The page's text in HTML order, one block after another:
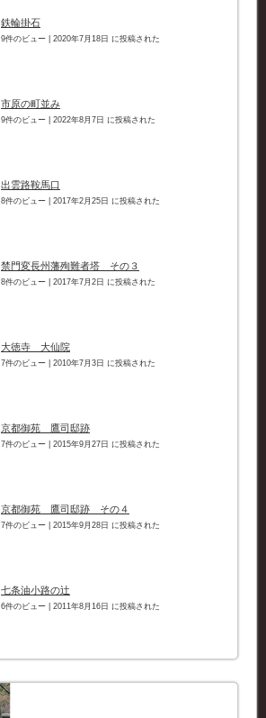
鉄輪掛石
9件のビュー 2020年7月18日 に投稿された
市原の町並み
9件のビュー 2022年8月7日 に投稿された
出雲路鞍馬口
8件のビュー 2017年2月25日 に投稿された
禁門変長州藩殉難者塔 その３
8件のビュー 2017年7月2日 に投稿された
大徳寺 大仙院
7件のビュー 2010年7月3日 に投稿された
京都御苑 鷹司邸跡
7件のビュー 2015年9月27日 に投稿された
京都御苑 鷹司邸跡 その４
7件のビュー 2015年9月28日 に投稿された
七条油小路の辻
6件のビュー 2011年8月16日 に投稿された